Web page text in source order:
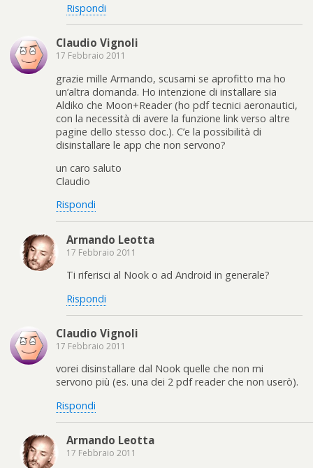
Rispondi
Claudio Vignoli
17 Febbraio 2011
grazie mille Armando, scusami se aprofitto ma ho
un’altra domanda. Ho intenzione di installare sia
Aldiko che Moon+Reader (ho pdf tecnici aeronautici,
con la necessità di avere la funzione link verso altre
pagine dello stesso doc.). C’e la possibilità di
disinstallare le app che non servono?
un caro saluto
Claudio
Rispondi
Armando Leotta
17 Febbraio 2011
Ti riferisci al Nook o ad Android in generale?
Rispondi
Claudio Vignoli
17 Febbraio 2011
vorei disinstallare dal Nook quelle che non mi
servono più (es. una dei 2 pdf reader che non userò).
Rispondi
Armando Leotta
17 Febbraio 2011